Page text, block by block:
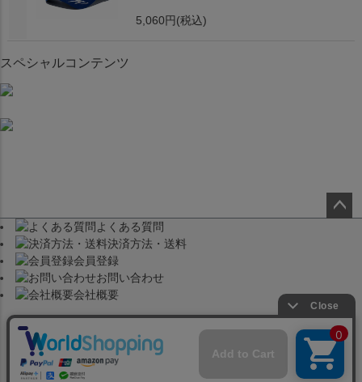
5,060円 (税込)
スペシャルコンテンツ
よくある質問
決済方法・送料
会員登録
お問い合わせ
会社概要